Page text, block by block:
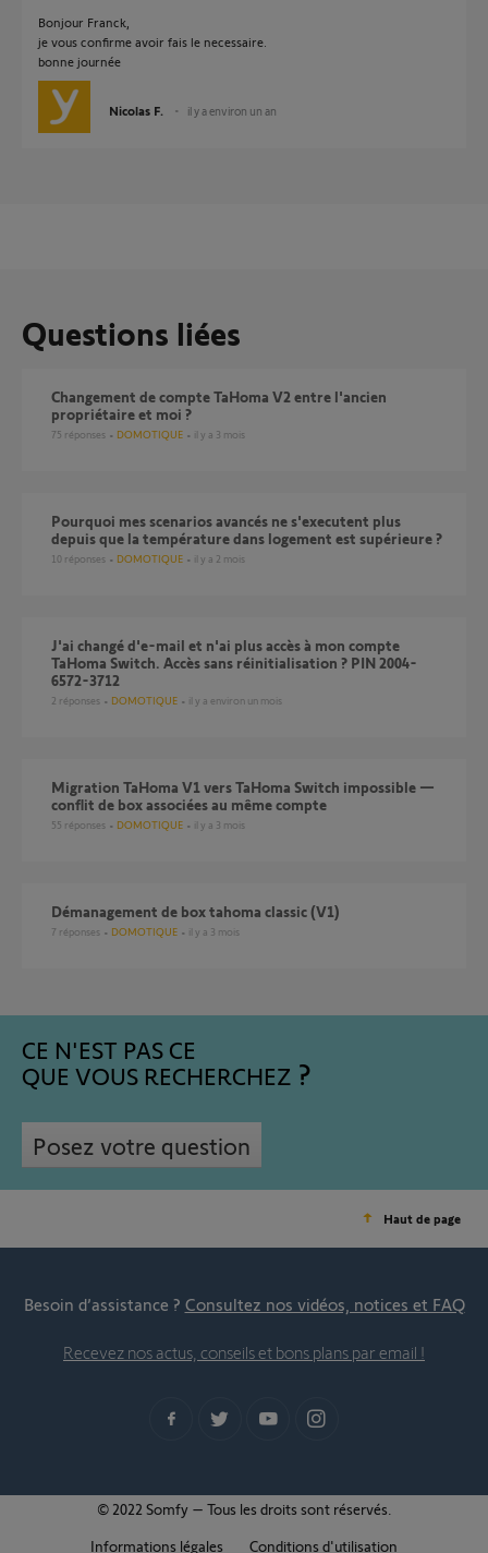
Bonjour Franck,
je vous confirme avoir fais le necessaire.
bonne journée
Nicolas F. il y a environ un an
Questions liées
Changement de compte TaHoma V2 entre l'ancien
propriétaire et moi ?
75 réponses DOMOTIQUE il y a 3 mois
Pourquoi mes scenarios avancés ne s'executent plus
depuis que la température dans logement est supérieure ?
10 réponses DOMOTIQUE il y a 2 mois
J'ai changé d'e-mail et n'ai plus accès à mon compte
TaHoma Switch. Accès sans réinitialisation ? PIN 2004-
6572-3712
2 réponses DOMOTIQUE il y a environ un mois
Migration TaHoma V1 vers TaHoma Switch impossible —
conflit de box associées au même compte
55 réponses DOMOTIQUE il y a 3 mois
Démanagement de box tahoma classic (V1)
7 réponses DOMOTIQUE il y a 3 mois
CE N'EST PAS CE
QUE VOUS RECHERCHEZ
Posez votre question
Haut de page
Besoin d’assistance ? Consultez nos vidéos, notices et FAQ
Recevez nos actus, conseils et bons plans par email !
© 2022 Somfy – Tous les droits sont réservés.
Informations légales
Conditions d'utilisation